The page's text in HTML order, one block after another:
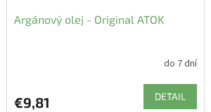
Argánový olej - Original ATOK
do 7 dní
€9,81 DETAIL